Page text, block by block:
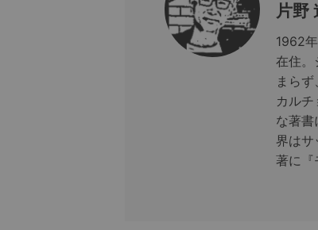
片野
1962
在住。
まら
カル
な著
界は
著に『